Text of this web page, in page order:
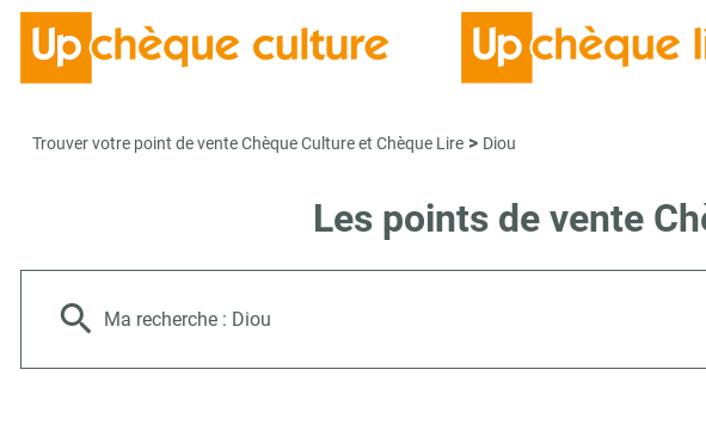
Trouver votre point de vente Chèque Culture et Chèque Lire > Diou
Les points de vente
Ma recherche : Diou